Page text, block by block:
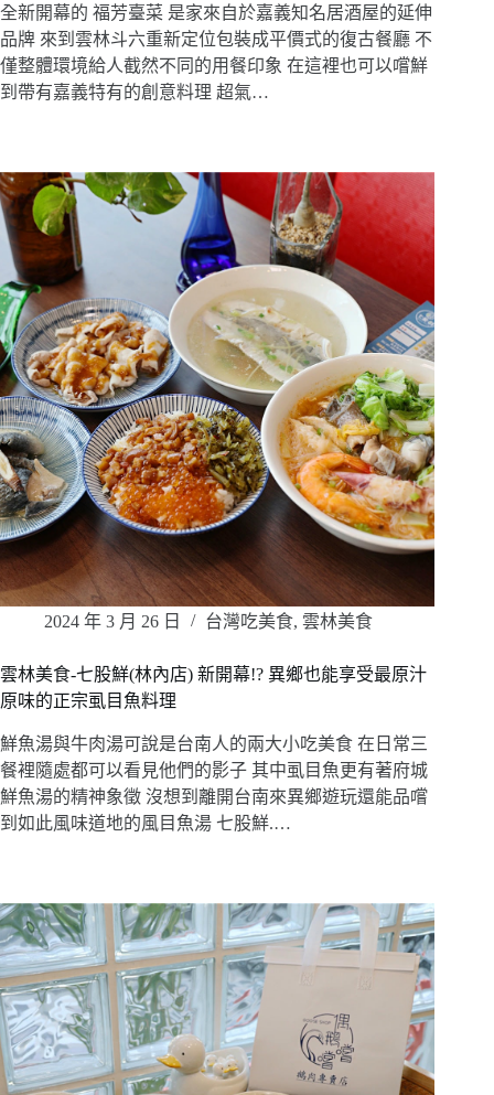
全新開幕的 福芳臺菜 是家來自於嘉義知名居酒屋的延伸
品牌 來到雲林斗六重新定位包裝成平價式的復古餐廳 不
僅整體環境給人截然不同的用餐印象 在這裡也可以嚐鮮
到帶有嘉義特有的創意料理 超氣…
2024 年 3 月 26 日 台灣吃美食, 雲林美食
雲林美食-七股鮮(林內店) 新開幕!? 異鄉也能享受最原汁
原味的正宗虱目魚料理
鮮魚湯與牛肉湯可說是台南人的兩大小吃美食 在日常三
餐裡隨處都可以看見他們的影子 其中虱目魚更有著府城
鮮魚湯的精神象徵 沒想到離開台南來異鄉遊玩還能品嚐
到如此風味道地的風目魚湯 七股鮮.…